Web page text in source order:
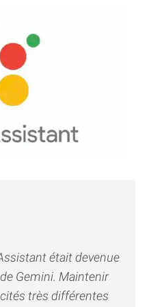
était devenue
Gemini. Maintenir
très différentes